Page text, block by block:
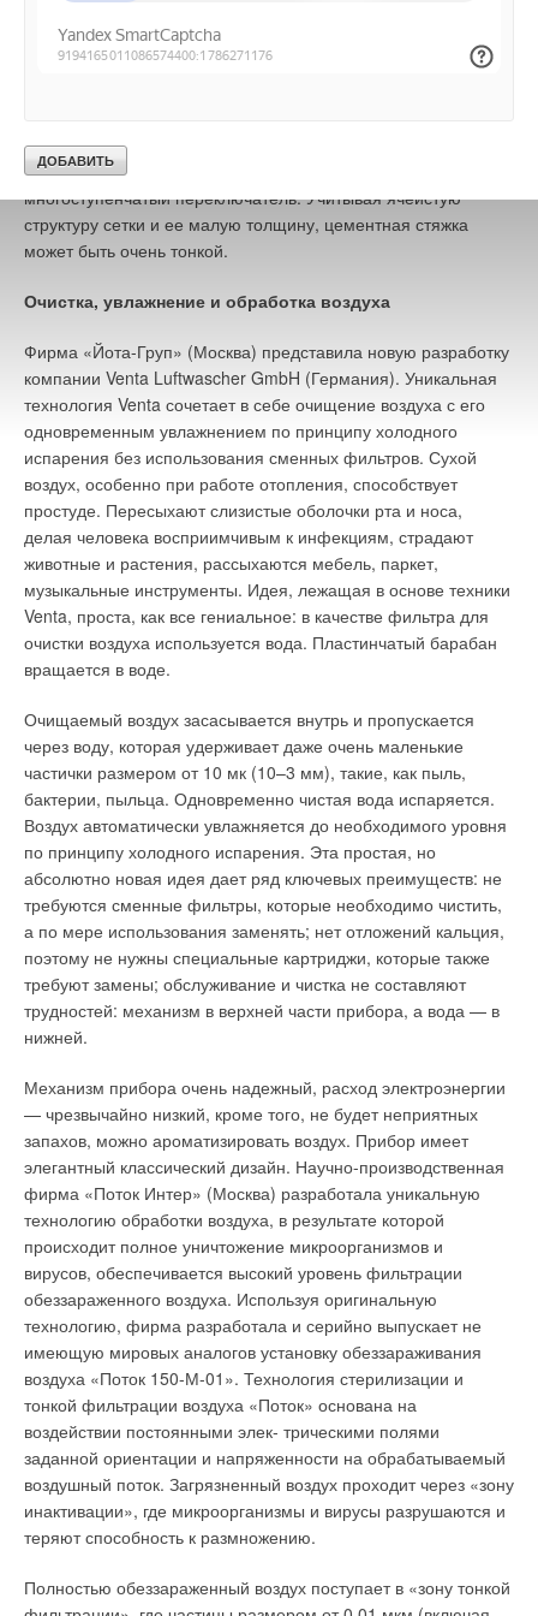
Использование Carbon Heater не ведет к осушению воздуха
и сжиганию в нем кислорода. При использовании сетки для
другими материалами толщиной не более 20 мм. Для
изменения температуры пола может быть использован
многоступенчатый переключатель. Учитывая ячеистую
структуру сетки и ее малую толщину, цементная стяжка
может быть очень тонкой.
Очистка, увлажнение и обработка воздуха
Фирма «Йота-Груп» (Москва) представила новую разработку
компании Venta Luftwascher GmbH (Германия). Уникальная
технология Venta сочетает в себе очищение воздуха с его
одновременным увлажнением по принципу холодного
испарения без использования сменных фильтров. Сухой
воздух, особенно при работе отопления, способствует
простуде. Пересыхают слизистые оболочки рта и носа,
делая человека восприимчивым к инфекциям, страдают
животные и растения, рассыхаются мебель, паркет,
музыкальные инструменты. Идея, лежащая в основе техники
Venta, проста, как все гениальное: в качестве фильтра для
очистки воздуха используется вода. Пластинчатый барабан
вращается в воде.
Очищаемый воздух засасывается внутрь и пропускается
через воду, которая удерживает даже очень маленькие
частички размером от 10 мк (10–3 мм), такие, как пыль,
бактерии, пыльца. Одновременно чистая вода испаряется.
Воздух автоматически увлажняется до необходимого уровня
по принципу холодного испарения. Эта простая, но
абсолютно новая идея дает ряд ключевых преимуществ: не
требуются сменные фильтры, которые необходимо чистить,
а по мере использования заменять; нет отложений кальция,
поэтому не нужны специальные картриджи, которые также
требуют замены; обслуживание и чистка не составляют
трудностей: механизм в верхней части прибора, а вода — в
нижней.
Механизм прибора очень надежный, расход электроэнергии
— чрезвычайно низкий, кроме того, не будет неприятных
запахов, можно ароматизировать воздух. Прибор имеет
элегантный классический дизайн. Научно-производственная
фирма «Поток Интер» (Москва) разработала уникальную
технологию обработки воздуха, в результате которой
происходит полное уничтожение микроорганизмов и
вирусов, обеспечивается высокий уровень фильтрации
обеззараженного воздуха. Используя оригинальную
технологию, фирма разработала и серийно выпускает не
имеющую мировых аналогов установку обеззараживания
воздуха «Поток 150-М-01». Технология стерилизации и
тонкой фильтрации воздуха «Поток» основана на
воздействии постоянными элек- трическими полями
заданной ориентации и напряженности на обрабатываемый
воздушный поток. Загрязненный воздух проходит через «зону
инактивации», где микроорганизмы и вирусы разрушаются и
теряют способность к размножению.
Полностью обеззараженный воздух поступает в «зону тонкой